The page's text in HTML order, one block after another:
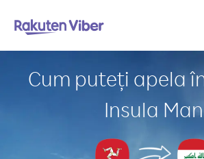
Cum puteți apela
Insula Man